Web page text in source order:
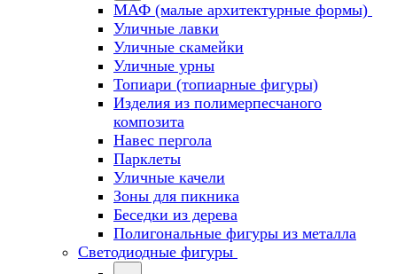
МАФ (малые архитектурные формы)
Уличные лавки
Уличные скамейки
Уличные урны
Топиари (топиарные фигуры)
Изделия из полимерпесчаного
композита
Навес пергола
Парклеты
Уличные качели
Зоны для пикника
Беседки из дерева
Полигональные фигуры из металла
Светодиодные фигуры